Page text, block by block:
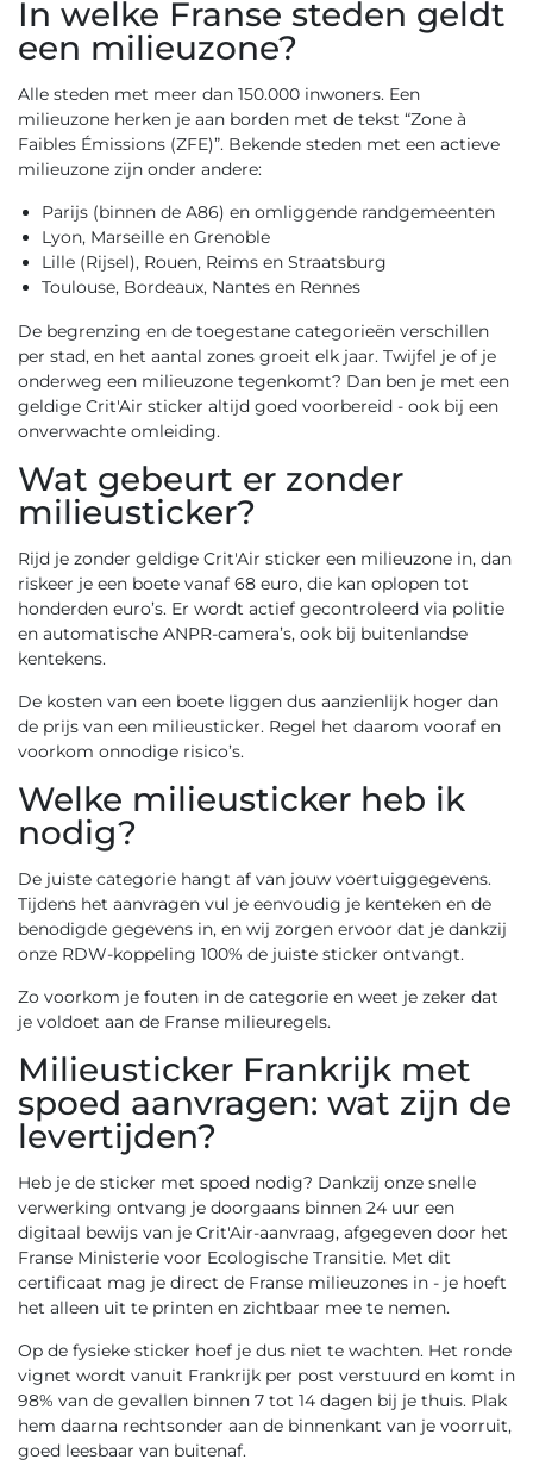
In welke Franse steden geldt
een milieuzone?
Alle steden met meer dan 150.000 inwoners. Een
milieuzone herken je aan borden met de tekst “Zone à
Faibles Émissions (ZFE)”. Bekende steden met een actieve
milieuzone zijn onder andere:
Parijs (binnen de A86) en omliggende randgemeenten
Lyon, Marseille en Grenoble
Lille (Rijsel), Rouen, Reims en Straatsburg
Toulouse, Bordeaux, Nantes en Rennes
De begrenzing en de toegestane categorieën verschillen
per stad, en het aantal zones groeit elk jaar. Twijfel je of je
onderweg een milieuzone tegenkomt? Dan ben je met een
geldige Crit'Air sticker altijd goed voorbereid - ook bij een
onverwachte omleiding.
Wat gebeurt er zonder
milieusticker?
Rijd je zonder geldige Crit'Air sticker een milieuzone in, dan
riskeer je een boete vanaf 68 euro, die kan oplopen tot
honderden euro’s. Er wordt actief gecontroleerd via politie
en automatische ANPR-camera’s, ook bij buitenlandse
kentekens.
De kosten van een boete liggen dus aanzienlijk hoger dan
de prijs van een milieusticker. Regel het daarom vooraf en
voorkom onnodige risico’s.
Welke milieusticker heb ik
nodig?
De juiste categorie hangt af van jouw voertuiggegevens.
Tijdens het aanvragen vul je eenvoudig je kenteken en de
benodigde gegevens in, en wij zorgen ervoor dat je dankzij
onze RDW-koppeling 100% de juiste sticker ontvangt.
Zo voorkom je fouten in de categorie en weet je zeker dat
je voldoet aan de Franse milieuregels.
Milieusticker Frankrijk met
spoed aanvragen: wat zijn de
levertijden?
Heb je de sticker met spoed nodig? Dankzij onze snelle
verwerking ontvang je doorgaans binnen 24 uur een
digitaal bewijs van je Crit'Air-aanvraag, afgegeven door het
Franse Ministerie voor Ecologische Transitie. Met dit
certificaat mag je direct de Franse milieuzones in - je hoeft
het alleen uit te printen en zichtbaar mee te nemen.
Op de fysieke sticker hoef je dus niet te wachten. Het ronde
vignet wordt vanuit Frankrijk per post verstuurd en komt in
98% van de gevallen binnen 7 tot 14 dagen bij je thuis. Plak
hem daarna rechtsonder aan de binnenkant van je voorruit,
goed leesbaar van buitenaf.